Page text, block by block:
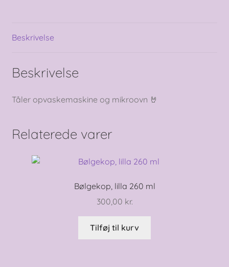
Beskrivelse
Beskrivelse
Tåler opvaskemaskine og mikroovn 🤘
Relaterede varer
Bølgekop, lilla 260 ml
300,00 kr.
Tilføj til kurv